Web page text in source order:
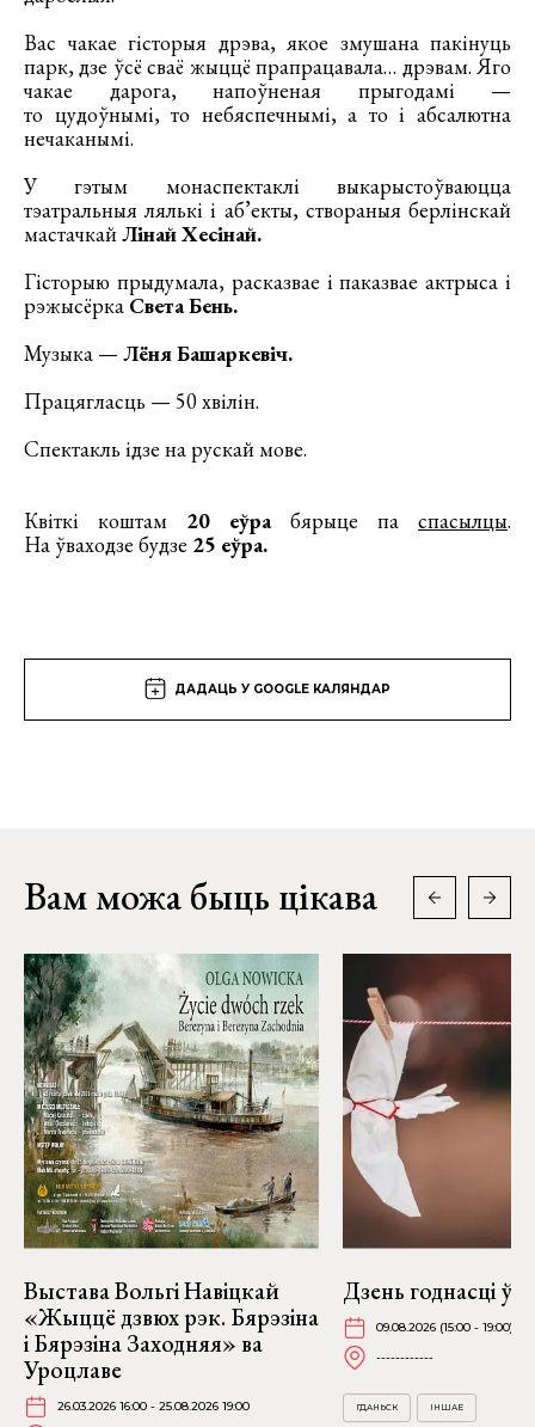
Вас чакае гісторыя дрэва, якое змушана пакінуць
парк, дзе ўсё сваё жыццё прапрацавала… дрэвам. Яго
чакае дарога, напоўненая прыгодамі —
то цудоўнымі, то небяспечнымі, а то і абсалютна
нечаканымі.
У гэтым монаспектаклі выкарыстоўваюцца
тэатральныя лялькі і аб’екты, створаныя берлінскай
мастачкай Лінай Хесінай.
Гісторыю прыдумала, расказвае і паказвае актрыса і
рэжысёрка Света Бень.
Музыка —Лёня Башаркевіч.
Працягласць — 50 хвілін.
Спектакль ідзе на рускай мове.
Квіткі коштам 20 еўрабярыце па спасылцы.
На ўваходзе будзе 25 еўра.
ДАДАЦЬ У GOOGLE КАЛЯНДАР
Вам можа быць цікава
Выстава Вольгі Навіцкай
«Жыццё дзвюх рэк. Бярэзіна
і Бярэзіна Заходняя» ва
Уроцлаве
26.03.2026 16:00 - 25.08.2026 19:00
Дзень годнасці ў
09.08.2026 (15:00 - 19:00)
------------
ГДАНЬСК ІНШАЕ